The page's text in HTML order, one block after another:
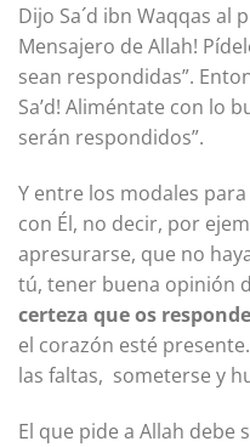
Dijo Sa´d ibn Waqqas al
Mensajero de Allah!
sean respondidas”.
Sa’d! Aliméntate con lo
serán respondidos”.
Y entre los modales
con Él, no decir, por
apresurarse, que no
tú, tener buena opinión
certeza que os
el corazón esté
las faltas, someterse y
El que pide a Allah debe